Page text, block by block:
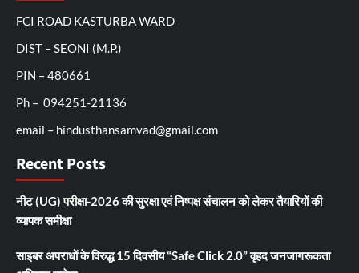
FCI ROAD KASTURBA WARD
DIST – SEONI (M.P.)
PIN – 480661
Ph – 094251-21136
email – hindusthansamvad@gmail.com
Recent Posts
नीट (UG) परीक्षा-2026 की सुरक्षा एवं निष्पक्ष संचालन को लेकर तैयारियों की
व्यापक समीक्षा
साइबर अपराधों के विरुद्ध 15 दिवसीय “Safe Click 2.0” वृहद जनजागरूकता